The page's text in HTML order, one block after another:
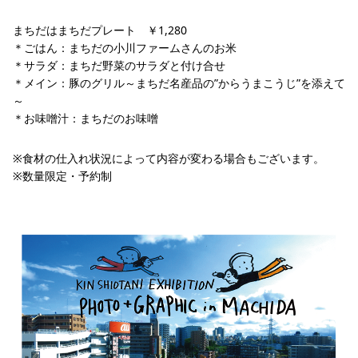
まちだはまちだプレート ￥1,280
＊ごはん：まちだの小川ファームさんのお米
＊サラダ：まちだ野菜のサラダと付け合せ
＊メイン：豚のグリル～まちだ名産品の”からうまこうじ”を添えて
～
＊お味噌汁：まちだのお味噌
※食材の仕入れ状況によって内容が変わる場合もございます。
※数量限定・予約制